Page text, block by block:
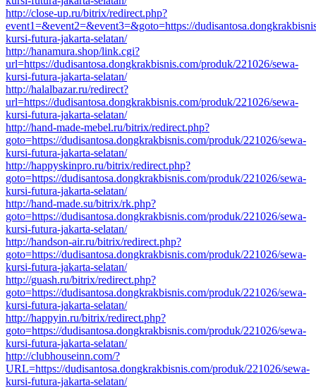
http://close-up.ru/bitrix/redirect.php?
event1=&event2=&event3=&goto=https://
kursi-futura-jakarta-selatan/
http://hanamura.shop/link.cgi?
url=https://dudisantosa.dongkrakbisnis.com/produk/221026/sewa-
kursi-futura-jakarta-selatan/
http://halalbazar.ru/redirect?
url=https://dudisantosa.dongkrakbisnis.com/produk/221026/sewa-
kursi-futura-jakarta-selatan/
http://hand-made-mebel.ru/bitrix/redirect.php?
goto=https://dudisantosa.dongkrakbisnis.com/produk/221026/sewa-
kursi-futura-jakarta-selatan/
http://happyskinpro.ru/bitrix/redirect.php?
goto=https://dudisantosa.dongkrakbisnis.com/produk/221026/sewa-
kursi-futura-jakarta-selatan/
http://hand-made.su/bitrix/rk.php?
goto=https://dudisantosa.dongkrakbisnis.com/produk/221026/sewa-
kursi-futura-jakarta-selatan/
http://handson-air.ru/bitrix/redirect.php?
goto=https://dudisantosa.dongkrakbisnis.com/produk/221026/sewa-
kursi-futura-jakarta-selatan/
http://guash.ru/bitrix/redirect.php?
goto=https://dudisantosa.dongkrakbisnis.com/produk/221026/sewa-
kursi-futura-jakarta-selatan/
http://happyin.ru/bitrix/redirect.php?
goto=https://dudisantosa.dongkrakbisnis.com/produk/221026/sewa-
kursi-futura-jakarta-selatan/
http://clubhouseinn.com/?
URL=https://dudisantosa.dongkrakbisnis.com/produk/221026/sewa-
kursi-futura-jakarta-selatan/